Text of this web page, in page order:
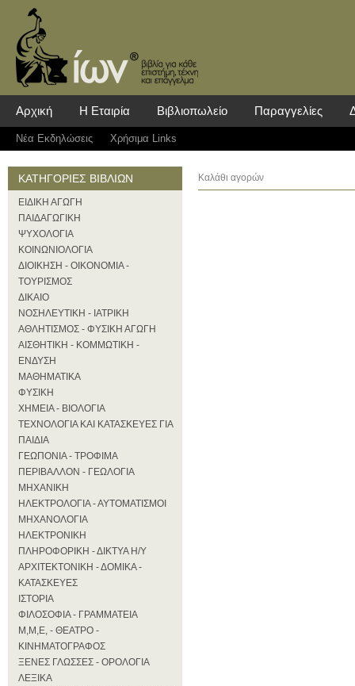
Αρχική Η Εταιρία Βιβλιοπωλείο Παραγγελίες
Νέα Eκδηλώσεις Χρήσιμα Links
ΚΑΤΗΓΟΡΙΕΣ ΒΙΒΛΙΩΝ
ΕΙΔΙΚΗ ΑΓΩΓΗ
ΠΑΙΔΑΓΩΓΙΚΗ
ΨΥΧΟΛΟΓΙΑ
ΚΟΙΝΩΝΙΟΛΟΓΙΑ
ΔΙΟΙΚΗΣΗ - ΟΙΚΟΝΟΜΙΑ -
ΤΟΥΡΙΣΜΟΣ
ΔΙΚΑΙΟ
ΝΟΣΗΛΕΥΤΙΚΗ - ΙΑΤΡΙΚΗ
ΑΘΛΗΤΙΣΜΟΣ - ΦΥΣΙΚΗ ΑΓΩΓΗ
ΑΙΣΘΗΤΙΚΗ - ΚΟΜΜΩΤΙΚΗ -
ΕΝΔΥΣΗ
ΜΑΘΗΜΑΤΙΚΑ
ΦΥΣΙΚΗ
ΧΗΜΕΙΑ - ΒΙΟΛΟΓΙΑ
ΤΕΧΝΟΛΟΓΙΑ ΚΑΙ ΚΑΤΑΣΚΕΥΕΣ ΓΙΑ
ΠΑΙΔΙΑ
ΓΕΩΠΟΝΙΑ - ΤΡΟΦΙΜΑ
ΠΕΡΙΒΑΛΛΟΝ - ΓΕΩΛΟΓΙΑ
ΜΗΧΑΝΙΚΗ
ΗΛΕΚΤΡΟΛΟΓΙΑ - ΑΥΤΟΜΑΤΙΣΜΟΙ
ΜΗΧΑΝΟΛΟΓΙΑ
ΗΛΕΚΤΡΟΝΙΚΗ
ΠΛΗΡΟΦΟΡΙΚΗ - ΔΙΚΤΥΑ Η/Υ
ΑΡΧΙΤΕΚΤΟΝΙΚΗ - ΔΟΜΙΚΑ -
ΚΑΤΑΣΚΕΥΕΣ
ΙΣΤΟΡΙΑ
ΦΙΛΟΣΟΦΙΑ - ΓΡΑΜΜΑΤΕΙΑ
Μ,Μ,Ε, - ΘΕΑΤΡΟ -
ΚΙΝΗΜΑΤΟΓΡΑΦΟΣ
ΞΕΝΕΣ ΓΛΩΣΣΕΣ - ΟΡΟΛΟΓΙΑ
ΛΕΞΙΚΑ
Καλάθι αγορών